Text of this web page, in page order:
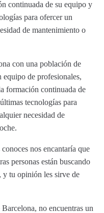
continuada de su equipo y
para ofercer un
de mantenimiento o
con una población de
equipo de profesionales,
formación continuada de
tecnologías para
necesidad de
nos encantaría que
personas están buscando
y tu opinión les sirve de
no encuentras un